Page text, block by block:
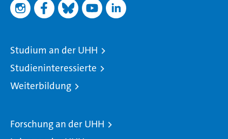
Studium an der UHH
Studieninteressierte
Weiterbildung
Forschung an der UHH